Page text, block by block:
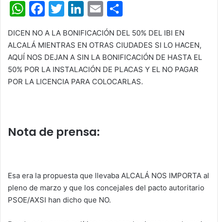
W
at
s
A
p
F
c
e
b
o
T
itt
er
Li
k
e
dI
n
E
m
ai
l
m
p
ar
tir
DICEN NO A LA BONIFICACIÓN DEL 50% DEL IBI EN
ALCALÁ MIENTRAS EN OTRAS CIUDADES SI LO HACEN,
AQUÍ NOS DEJAN A SIN LA BONIFICACIÓN DE HASTA EL
50% POR LA INSTALACIÓN DE PLACAS Y EL NO PAGAR
POR LA LICENCIA PARA COLOCARLAS.
Nota de prensa:
Esa era la propuesta que llevaba ALCALÁ NOS IMPORTA al
pleno de marzo y que los concejales del pacto autoritario
PSOE/AXSI han dicho que NO.